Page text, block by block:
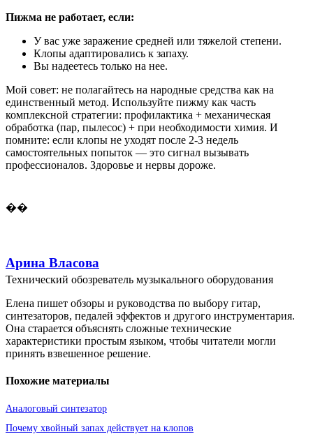
Пижма не работает, если:
У вас уже заражение средней или тяжелой степени.
Клопы адаптировались к запаху.
Вы надеетесь только на нее.
Мой совет: не полагайтесь на народные средства как на
единственный метод. Используйте пижму как часть
комплексной стратегии: профилактика + механическая
обработка (пар, пылесос) + при необходимости химия. И
помните: если клопы не уходят после 2-3 недель
самостоятельных попыток — это сигнал вызывать
профессионалов. Здоровье и нервы дороже.
��
Арина Власова
Технический обозреватель музыкального оборудования
Елена пишет обзоры и руководства по выбору гитар,
синтезаторов, педалей эффектов и другого инструментария.
Она старается объяснять сложные технические
характеристики простым языком, чтобы читатели могли
принять взвешенное решение.
Похожие материалы
Аналоговый синтезатор
Почему хвойный запах действует на клопов